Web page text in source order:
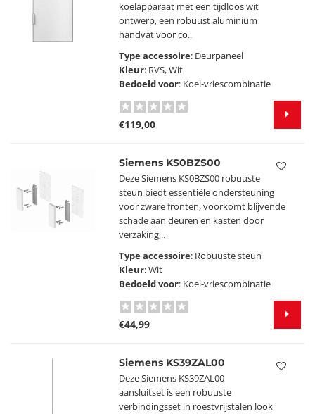
koelapparaat met een tijdloos wit
ontwerp, een robuust aluminium
handvat voor co..
Type accessoire: Deurpaneel
Kleur: RVS, Wit
Bedoeld voor: Koel-vriescombinatie
€119,00
Siemens KS0BZS00
Deze Siemens KS0BZS00 robuuste
steun biedt essentiële ondersteuning
voor zware fronten, voorkomt blijvende
schade aan deuren en kasten door
verzaking,..
Type accessoire: Robuuste steun
Kleur: Wit
Bedoeld voor: Koel-vriescombinatie
€44,99
Siemens KS39ZAL00
Deze Siemens KS39ZAL00
aansluitset is een robuuste
verbindingsset in roestvrijstalen look